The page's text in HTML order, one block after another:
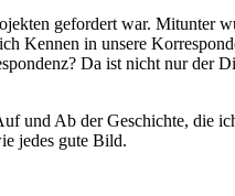
gefordert war. Mitunter
Kennen in unsere
Da ist nicht nur der
und Ab der Geschichte,
jedes gute Bild.